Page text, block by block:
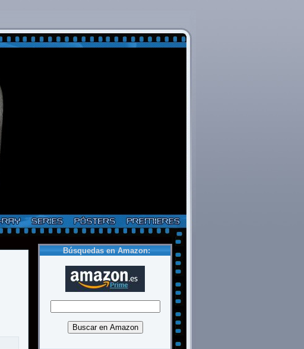
Búsquedas en Amazon: